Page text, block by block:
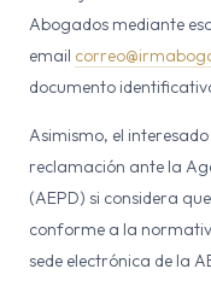
Abogados mediante
email
documento
Asimismo, el
reclamación ante la
(AEPD) si considera
conforme a la
sede electrónica de la